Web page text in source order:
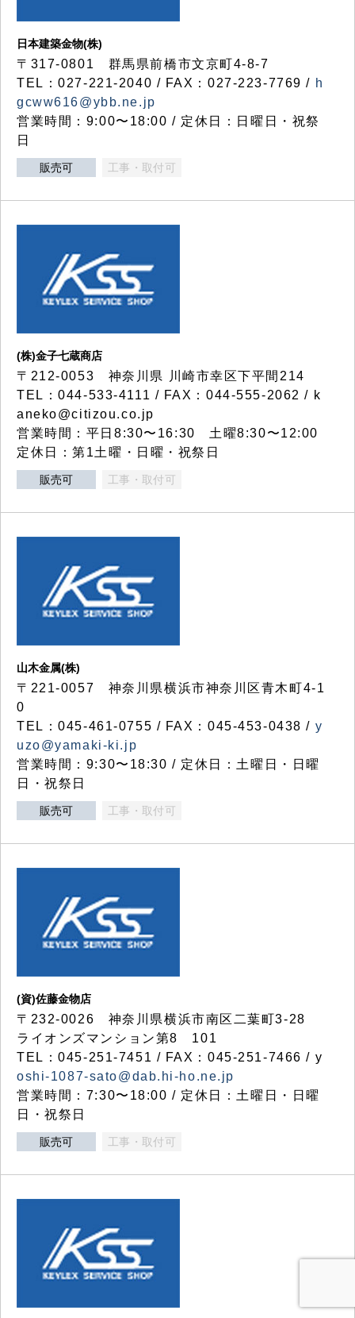
日本建築金物(株)
〒317‐0801 群馬県前橋市文京町4-8-7
TEL：027-221-2040 / FAX：027-223-7769 / h
gcww616@ybb.ne.jp
営業時間：9:00〜18:00 / 定休日：日曜日・祝祭
日
販売可 工事・取付可
(株)金子七蔵商店
〒212-0053 神奈川県 川崎市幸区下平間214
TEL：044-533-4111 / FAX：044-555-2062 / k
aneko@citizou.co.jp
営業時間：平日8:30〜16:30 土曜8:30〜12:00
定休日：第1土曜・日曜・祝祭日
販売可 工事・取付可
山木金属(株)
〒221-0057 神奈川県横浜市神奈川区青木町4-1
0
TEL：045-461-0755 / FAX：045-453-0438 / y
uzo@yamaki-ki.jp
営業時間：9:30〜18:30 / 定休日：土曜日・日曜
日・祝祭日
販売可 工事・取付可
(資)佐藤金物店
〒232-0026 神奈川県横浜市南区二葉町3-28
ライオンズマンション第8 101
TEL：045-251-7451 / FAX：045-251-7466 / y
oshi-1087-sato@dab.hi-ho.ne.jp
営業時間：7:30〜18:00 / 定休日：土曜日・日曜
日・祝祭日
販売可 工事・取付可